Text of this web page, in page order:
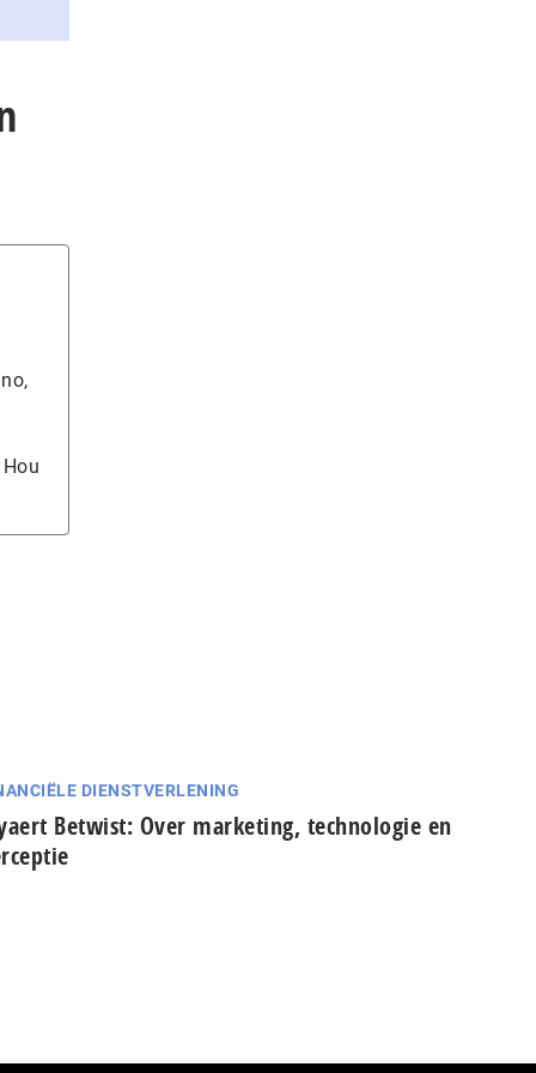
DIENSTVERLENING
Betwist: Over marketing, technologie en